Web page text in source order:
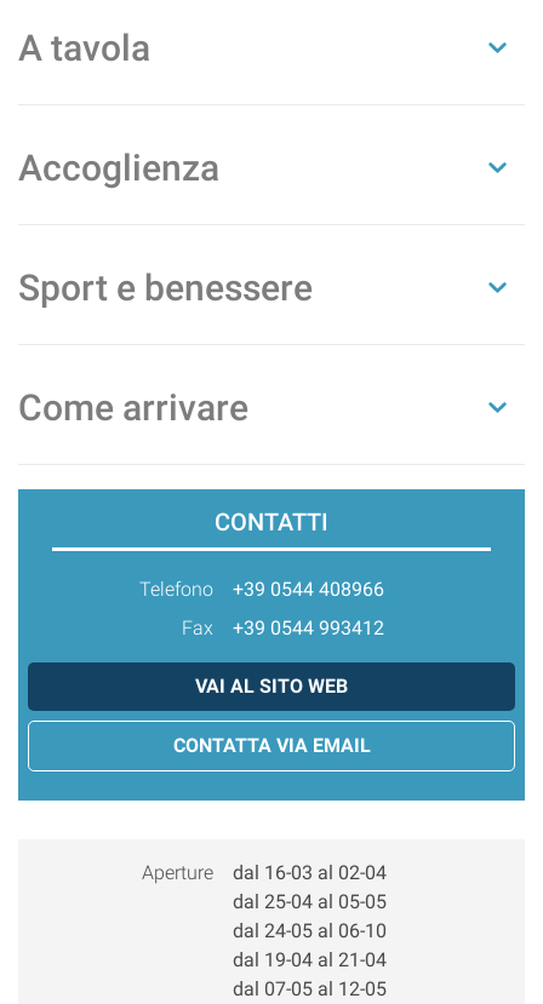
A tavola
Accoglienza
Sport e benessere
Come arrivare
CONTATTI
Telefono
+39 0544 408966
Fax
+39 0544 993412
VAI AL SITO WEB
CONTATTA VIA EMAIL
Aperture
dal 16-03 al 02-04
dal 25-04 al 05-05
dal 24-05 al 06-10
dal 19-04 al 21-04
dal 07-05 al 12-05